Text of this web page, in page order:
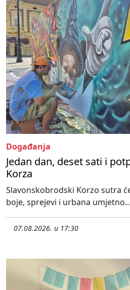
Događanja
Jedan dan, deset sati i
Korza
Slavonskobrodski Korzo sutra
boje, sprejevi i urbana umjetno...
07.08.2026. u 17:30